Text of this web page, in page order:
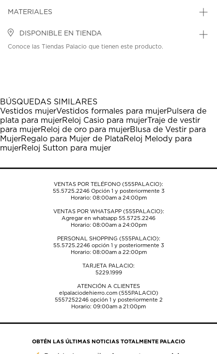
MATERIALES
DISPONIBLE EN TIENDA
Conoce las Tiendas Palacio que tienen este producto.
BÚSQUEDAS SIMILARES
Vestidos mujerVestidos formales para mujerPulsera de
plata para mujerReloj Casio para mujerTraje de vestir
para mujerReloj de oro para mujerBlusa de Vestir para
MujerRegalo para Mujer de PlataReloj Melody para
mujerReloj Sutton para mujer
VENTAS POR TELÉFONO (555PALACIO):
55.5725.2246Opción 1 y posteriormente 3
Horario: 08:00am a 24:00pm
VENTAS POR WHATSAPP (555PALACIO):
Agregar en whatsapp 55.5725.2246
Horario: 08:00am a 24:00pm
PERSONAL SHOPPING (555PALACIO):
55.5725.2246opción 1 y posteriormente 3
Horario: 08:00am a 22:00pm
TARJETA PALACIO:
5229.1999
ATENCIÓN A CLIENTES
elpalaciodehierro.com (555PALACIO)
5557252246opción 1 y posteriormente 2
Horario: 09:00am a 21:00pm
OBTÉN LAS ÚLTIMAS NOTICIAS TOTALMENTE PALACIO